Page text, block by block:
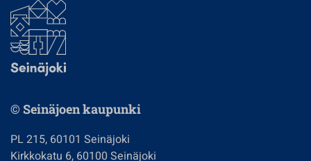
© Seinäjoen kaupunki
PL 215, 60101 Seinäjoki
Kirkkokatu 6, 60100 Seinäjoki